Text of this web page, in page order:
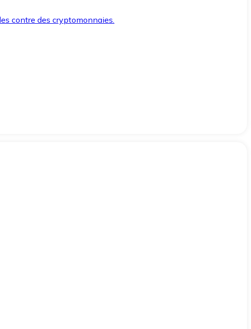
contre des cryptomonnaies.